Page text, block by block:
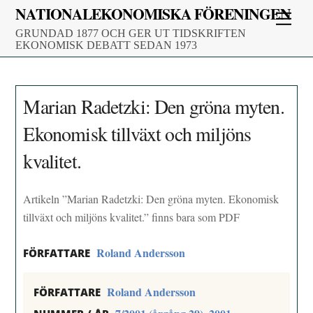
Skip
content
NATIONALEKONOMISKA FÖRENINGEN
GRUNDAD 1877 OCH GER UT TIDSKRIFTEN
EKONOMISK DEBATT SEDAN 1973
Marian Radetzki: Den gröna myten.
Ekonomisk tillväxt och miljöns
kvalitet.
Artikeln ”Marian Radetzki: Den gröna myten. Ekonomisk
tillväxt och miljöns kvalitet.” finns bara som PDF
FÖRFATTARE Roland Andersson
FÖRFATTARE Roland Andersson